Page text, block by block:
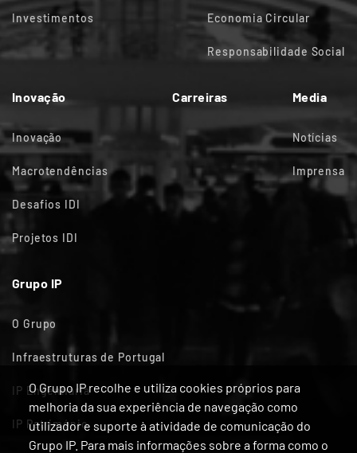
O Grupo IP recolhe e utiliza cookies próprios para
melhoria da sua experiência de navegação como
utilizador e suporte à atividade de comunicação do
Grupo IP. Para mais informações sobre a forma como o
Investimentos Economia Circular
Responsabilidade Social
Inovação
Inovação
Macrotendências
Desafios IDI
Projetos IDI
Carreiras Media
Notícias
Imprensa
Grupo IP
O Grupo
Infraestruturas de Portugal
IP Engenharia
IP Património